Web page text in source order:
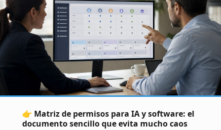
👉 Matriz de permisos para IA y software: el
documento sencillo que evita mucho caos